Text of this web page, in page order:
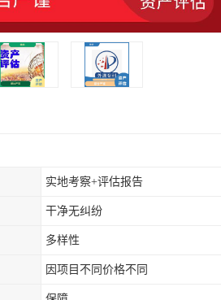
实地考察+评估报告
干净无纠纷
多样性
因项目不同价格不同